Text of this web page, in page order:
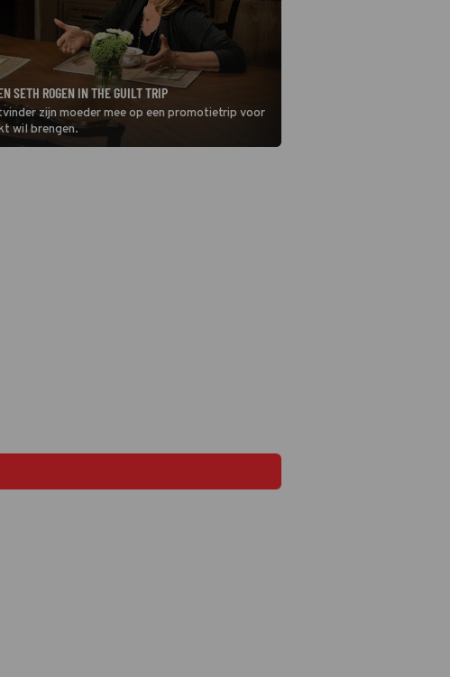
SETH ROGEN IN THE GUILT TRIP
zijn moeder mee op een promotietrip voor
wil brengen.